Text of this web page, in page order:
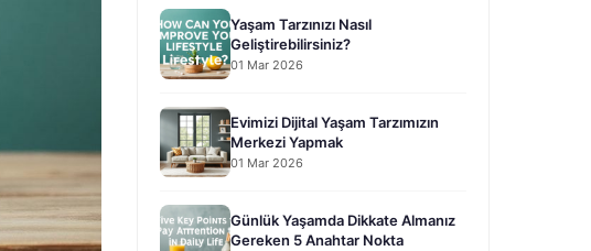
Yaşam Tarzınızı Nasıl
Geliştirebilirsiniz?
01 Mar 2026
Evimizi Dijital Yaşam Tarzımızın
Merkezi Yapmak
01 Mar 2026
Günlük Yaşamda Dikkate Almanız
Gereken 5 Anahtar Nokta